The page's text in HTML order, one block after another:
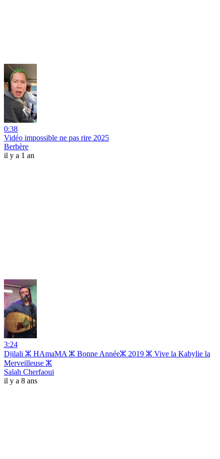
0:38
Vidéo impossible ne pas rire 2025
Berbère
il y a 1 an
3:24
Djilali ⵣ HAmaMA ⵣ Bonne Annéeⵣ 2019 ⵣ Vive la Kabylie la
Merveilleuse ⵣ
Salah Cherfaoui
il y a 8 ans